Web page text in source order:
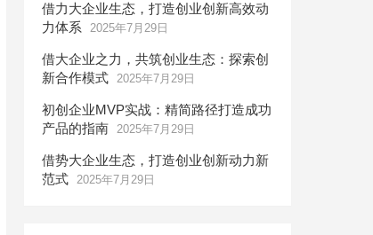
借力大企业生态，打造创业创新高效动
力体系
2025年7月29日
借大企业之力，共筑创业生态：探索创
新合作模式 2025年7月29日
初创企业MVP实战：精简路径打造成功
产品的指南 2025年7月29日
借势大企业生态，打造创业创新动力新
范式 2025年7月29日